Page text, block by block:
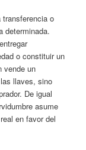
o
determinada.
o constituir un
vende un
llaves, sino
De igual
asume
en favor del